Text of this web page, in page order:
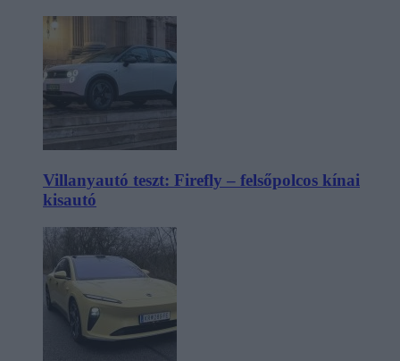
Villanyautó teszt: Firefly – felsőpolcos kínai
kisautó